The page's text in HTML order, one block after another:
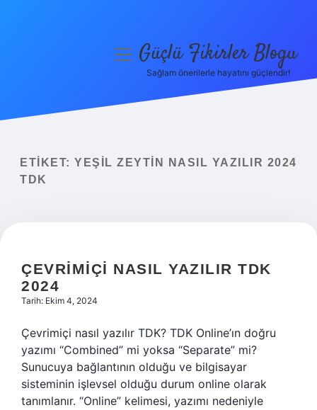
Yasal Uyarı
menüyüGüçlü Fikirler Blogu
Sağlam önerilerle hayatını güçlendir!
ETIKET: YEŞIL ZEYTIN NASIL YAZILIR 2024
TDK
ÇEVRIMIÇI NASIL YAZILIR TDK
2024
Tarih: Ekim 4, 2024
Çevrimiçi nasıl yazılır TDK? TDK Online’ın doğru
yazımı “Combined” mi yoksa “Separate” mi?
Sunucuya bağlantının olduğu ve bilgisayar
sisteminin işlevsel olduğu durum online olarak
tanımlanır. “Online” kelimesi, yazımı nedeniyle